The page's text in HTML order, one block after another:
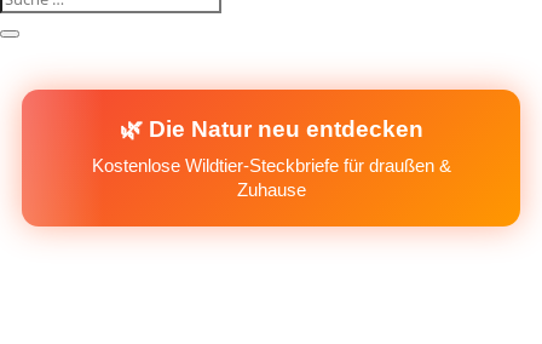
🌿 Die Natur neu entdecken
Kostenlose Wildtier-Steckbriefe für draußen &
Zuhause